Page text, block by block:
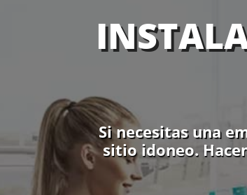
Si necesitas una
sitio idoneo.